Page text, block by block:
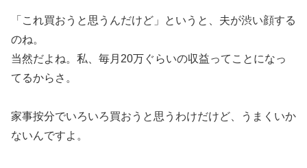
「これ買おうと思うんだけど」というと、夫が渋い顔する
のね。
当然だよね。私、毎月20万ぐらいの収益ってことになっ
てるからさ。
家事按分でいろいろ買おうと思うわけだけど、うまくいか
ないんですよ。